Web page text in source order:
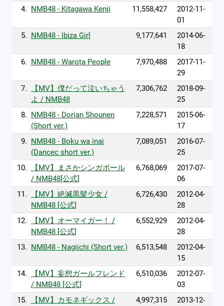
4. NMB48 - Kitagawa Kenji 11,558,427
2012-11-
01
5. NMB48 - Ibiza Girl 9,177,641
2014-06-
18
6. NMB48 - Warota People 7,970,488
2017-11-
29
7.
【MV】僕だって泣いちゃう
よ / NMB48
7,306,762
2018-09-
25
8. NMB48 - Dorian Shounen
(Short ver.)
7,228,571
2015-06-
17
9. NMB48 - Boku wa inai
(Dancec short ver.)
7,089,051
2016-07-
25
10.
【MV】まさかシンガポール
/ NMB48[公式]
6,768,069
2017-07-
06
11.
【MV】絶滅黒髪少女 /
NMB48 [公式]
6,726,430
2012-04-
28
12.
【MV】オーマイガー！ /
NMB48 [公式]
6,552,929
2012-04-
28
13. NMB48 - Nagiichi (Short ver.) 6,513,548
2012-04-
15
14.
【MV】妄想ガールフレンド
/ NMB48 [公式]
6,510,036
2012-07-
03
15.
【MV】カモネギックス /
4,997,315
2013-12-